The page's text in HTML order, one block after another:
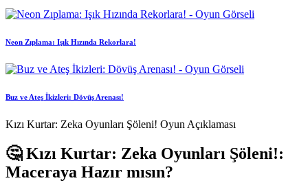
Neon Zıplama: Işık Hızında Rekorlara!
Buz ve Ateş İkizleri: Dövüş Arenası!
Kızı Kurtar: Zeka Oyunları Şöleni! Oyun Açıklaması
🤔 Kızı Kurtar: Zeka Oyunları Şöleni!:
Maceraya Hazır mısın?